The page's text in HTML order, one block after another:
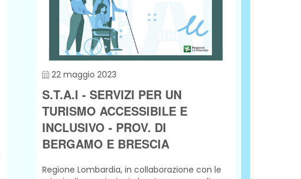
22 maggio 2023
S.T.A.I - SERVIZI PER UN
TURISMO ACCESSIBILE E
INCLUSIVO - PROV. DI
BERGAMO E BRESCIA
Regione Lombardia, in collaborazione con le